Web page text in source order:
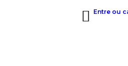
Entre ou